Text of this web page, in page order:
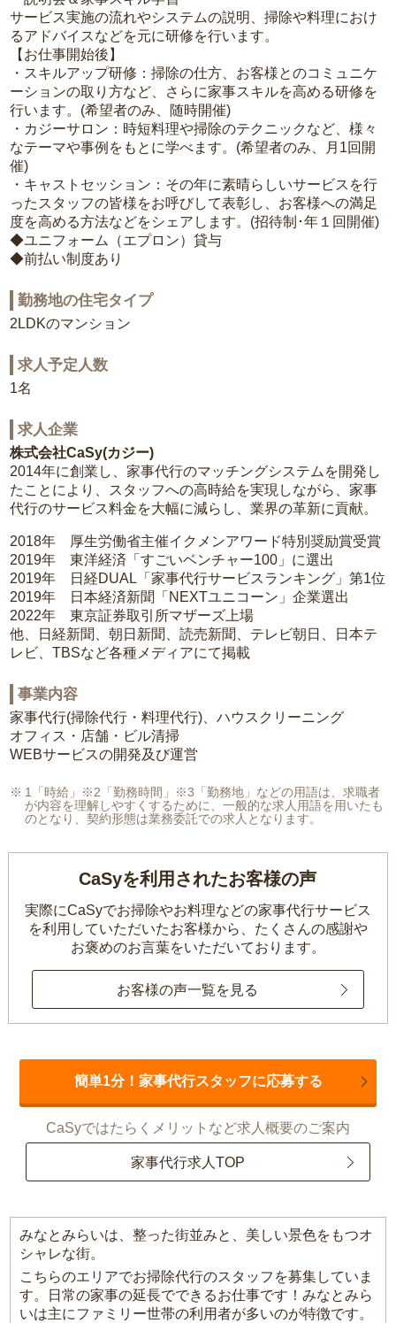
サービス実施の流れやシステムの説明、掃除や料理におけ
るアドバイスなどを元に研修を行います。
【お仕事開始後】
・スキルアップ研修：掃除の仕方、お客様とのコミュニケ
ーションの取り方など、さらに家事スキルを高める研修を
行います。(希望者のみ、随時開催)
・カジーサロン：時短料理や掃除のテクニックなど、様々
なテーマや事例をもとに学べます。(希望者のみ、月1回開
催)
・キャストセッション：その年に素晴らしいサービスを行
ったスタッフの皆様をお呼びして表彰し、お客様への満足
度を高める方法などをシェアします。(招待制･年１回開催)
◆ユニフォーム（エプロン）貸与
◆前払い制度あり
勤務地の住宅タイプ
2LDKのマンション
求人予定人数
1名
求人企業
株式会社CaSy(カジー)
2014年に創業し、家事代行のマッチングシステムを開発し
たことにより、スタッフへの高時給を実現しながら、家事
代行のサービス料金を大幅に減らし、業界の革新に貢献。
2018年 厚生労働省主催イクメンアワード特別奨励賞受賞
2019年 東洋経済「すごいベンチャー100」に選出
2019年 日経DUAL「家事代行サービスランキング」第1位
2019年 日本経済新聞「NEXTユニコーン」企業選出
2022年 東京証券取引所マザーズ上場
他、日経新聞、朝日新聞、読売新聞、テレビ朝日、日本テ
レビ、TBSなど各種メディアにて掲載
事業内容
家事代行(掃除代行・料理代行)、ハウスクリーニング
オフィス・店舗・ビル清掃
WEBサービスの開発及び運営
1「時給」※2「勤務時間」※3「勤務地」などの用語は、求職者
が内容を理解しやすくするために、一般的な求人用語を用いたも
のとなり、契約形態は業務委託での求人となります。
CaSyを利用されたお客様の声
実際にCaSyでお掃除やお料理などの家事代行サービス
を利用していただいたお客様から、 たくさんの感謝や
お褒めのお言葉をいただいております。
お客様の声一覧を見る
簡単1分！家事代行スタッフに応募する
CaSyではたらくメリットなど求人概要のご案内
家事代行求人TOP
みなとみらいは、整った街並みと、美しい景色をもつオ
シャレな街。
こちらのエリアでお掃除代行のスタッフを募集していま
す。日常の家事の延長でできるお仕事です！みなとみら
いは主にファミリー世帯の利用者が多いのが特徴です。